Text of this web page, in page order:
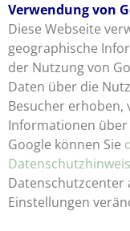
Verwendung von
Diese Webseite
geographische
der Nutzung von
Daten über die
Besucher
Informationen
Google können Sie
Datenschutzcenter
Einstellungen